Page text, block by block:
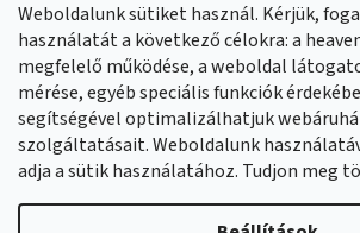
Weboldalunk sütiket használ. Kérjük,
használatát a következő célokra: a
megfelelő működése, a weboldal
mérése, egyéb speciális funkciók
segítségével optimalizálhatjuk
szolgáltatásait. Weboldalunk
adja a sütik használatához. Tudjon meg
FacebookHeavenShop.sk
Eredményeink